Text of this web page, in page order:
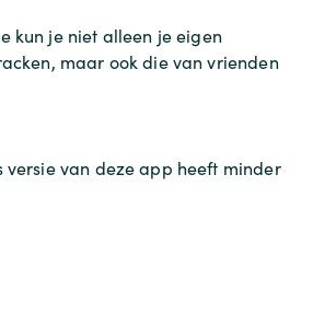
kun je niet alleen je eigen
maar ook die van vrienden
versie van deze app heeft minder